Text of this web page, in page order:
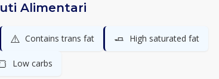
Alimentari
⚠️ Contains trans fat 🧈 High saturated fat
Low carbs